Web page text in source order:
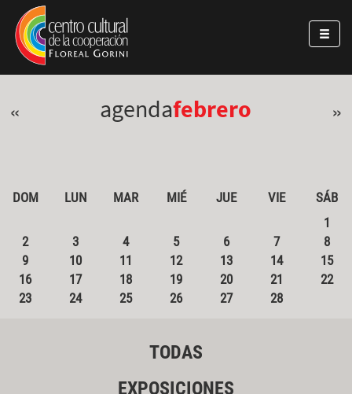
Pasar al contenido principal
Jump to main content
« agendafebrero »
DOM LUN MAR MIÉ JUE VIE
SÁB
1
2
3 4 5 6 7
8
9
10 11 12 13 14
15
16
17 18 19 20 21
22
23
24 25 26 27 28
TODAS
EXPOSICIONES